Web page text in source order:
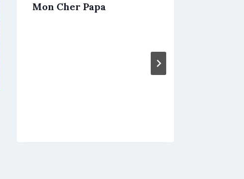
Mon Cher Papa